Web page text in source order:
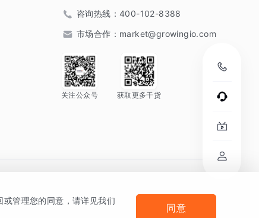
咨询热线： 400-102-8388
市场合作： market@growingio.com
关注公众号 获取更多干货
法律声明及隐私条款
管理您的同意，请详见我们
同意